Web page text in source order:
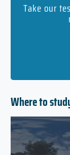
Take our
Where to